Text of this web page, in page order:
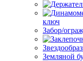
ключ
Забор/
Земляной